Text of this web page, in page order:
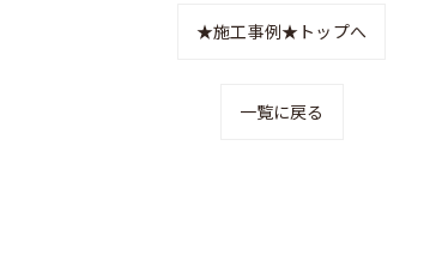
★施工事例★トップへ
一覧に戻る